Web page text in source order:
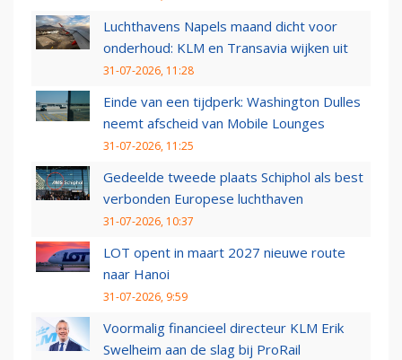
Luchthavens Napels maand dicht voor
onderhoud: KLM en Transavia wijken uit
31-07-2026, 11:28
Einde van een tijdperk: Washington Dulles
neemt afscheid van Mobile Lounges
31-07-2026, 11:25
Gedeelde tweede plaats Schiphol als best
verbonden Europese luchthaven
31-07-2026, 10:37
LOT opent in maart 2027 nieuwe route
naar Hanoi
31-07-2026, 9:59
Voormalig financieel directeur KLM Erik
Swelheim aan de slag bij ProRail